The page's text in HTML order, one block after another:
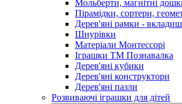
Мольберти, магнітні
Пірамідки, сортери,
Дерев'яні рамки -
Шнурівки
Матеріали Монтессорі
Іграшки ТМ Познавалка
Дерев'яні кубики
Дерев'яні конструктори
Дерев'яні пазли
Розвиваючі іграшки для дітей